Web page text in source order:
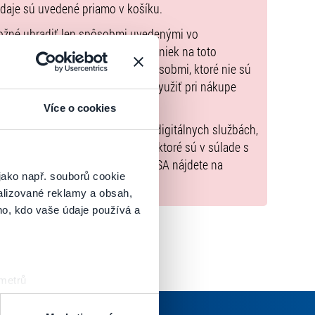
Více o cookies
např. souborů cookie
reklamy a obsah,
kdo vaše údaje používá a
prstu)
sú uvedené priamo v košíku.
uhradiť len spôsobmi uvedenými vo
že kúpne ceny vstupeniek na toto
Poukazov GoOut, ani inými spôsobmi, ktoré nie sú
. Poukazy GoOut môžete využiť pri nákupe
je uvedené inak.
EÚ 2022/2065 (Akt o digitálnych službách,
, iba výrobky alebo služby, ktoré sú v súlade s
informácie a kontakty podľa DSA nájdete na